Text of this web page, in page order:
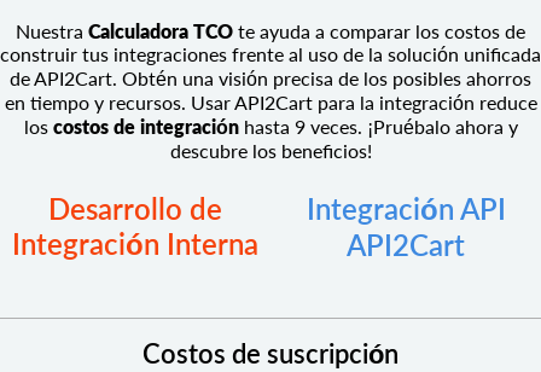
Nuestra Calculadora TCO te ayuda a comparar los costos de
construir tus integraciones frente al uso de la solución unificada
de API2Cart. Obtén una visión precisa de los posibles ahorros
en tiempo y recursos. Usar API2Cart para la integración reduce
los costos de integraciónhasta 9 veces. ¡Pruébalo ahora y
descubre los beneficios!
Desarrollo de
Integración Interna
Integración API
API2Cart
Costos de suscripción